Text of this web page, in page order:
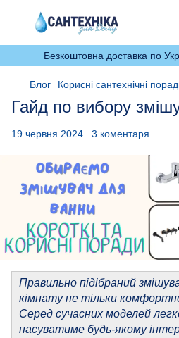
Безкоштовна доставка по
Блог Корисні сантехнічні
Гайд по вибору
19 червня 2024 3 коментаря
Правильно підібраний
кімнату не тільки
Серед сучасних моделей
пасуватиме будь-якому